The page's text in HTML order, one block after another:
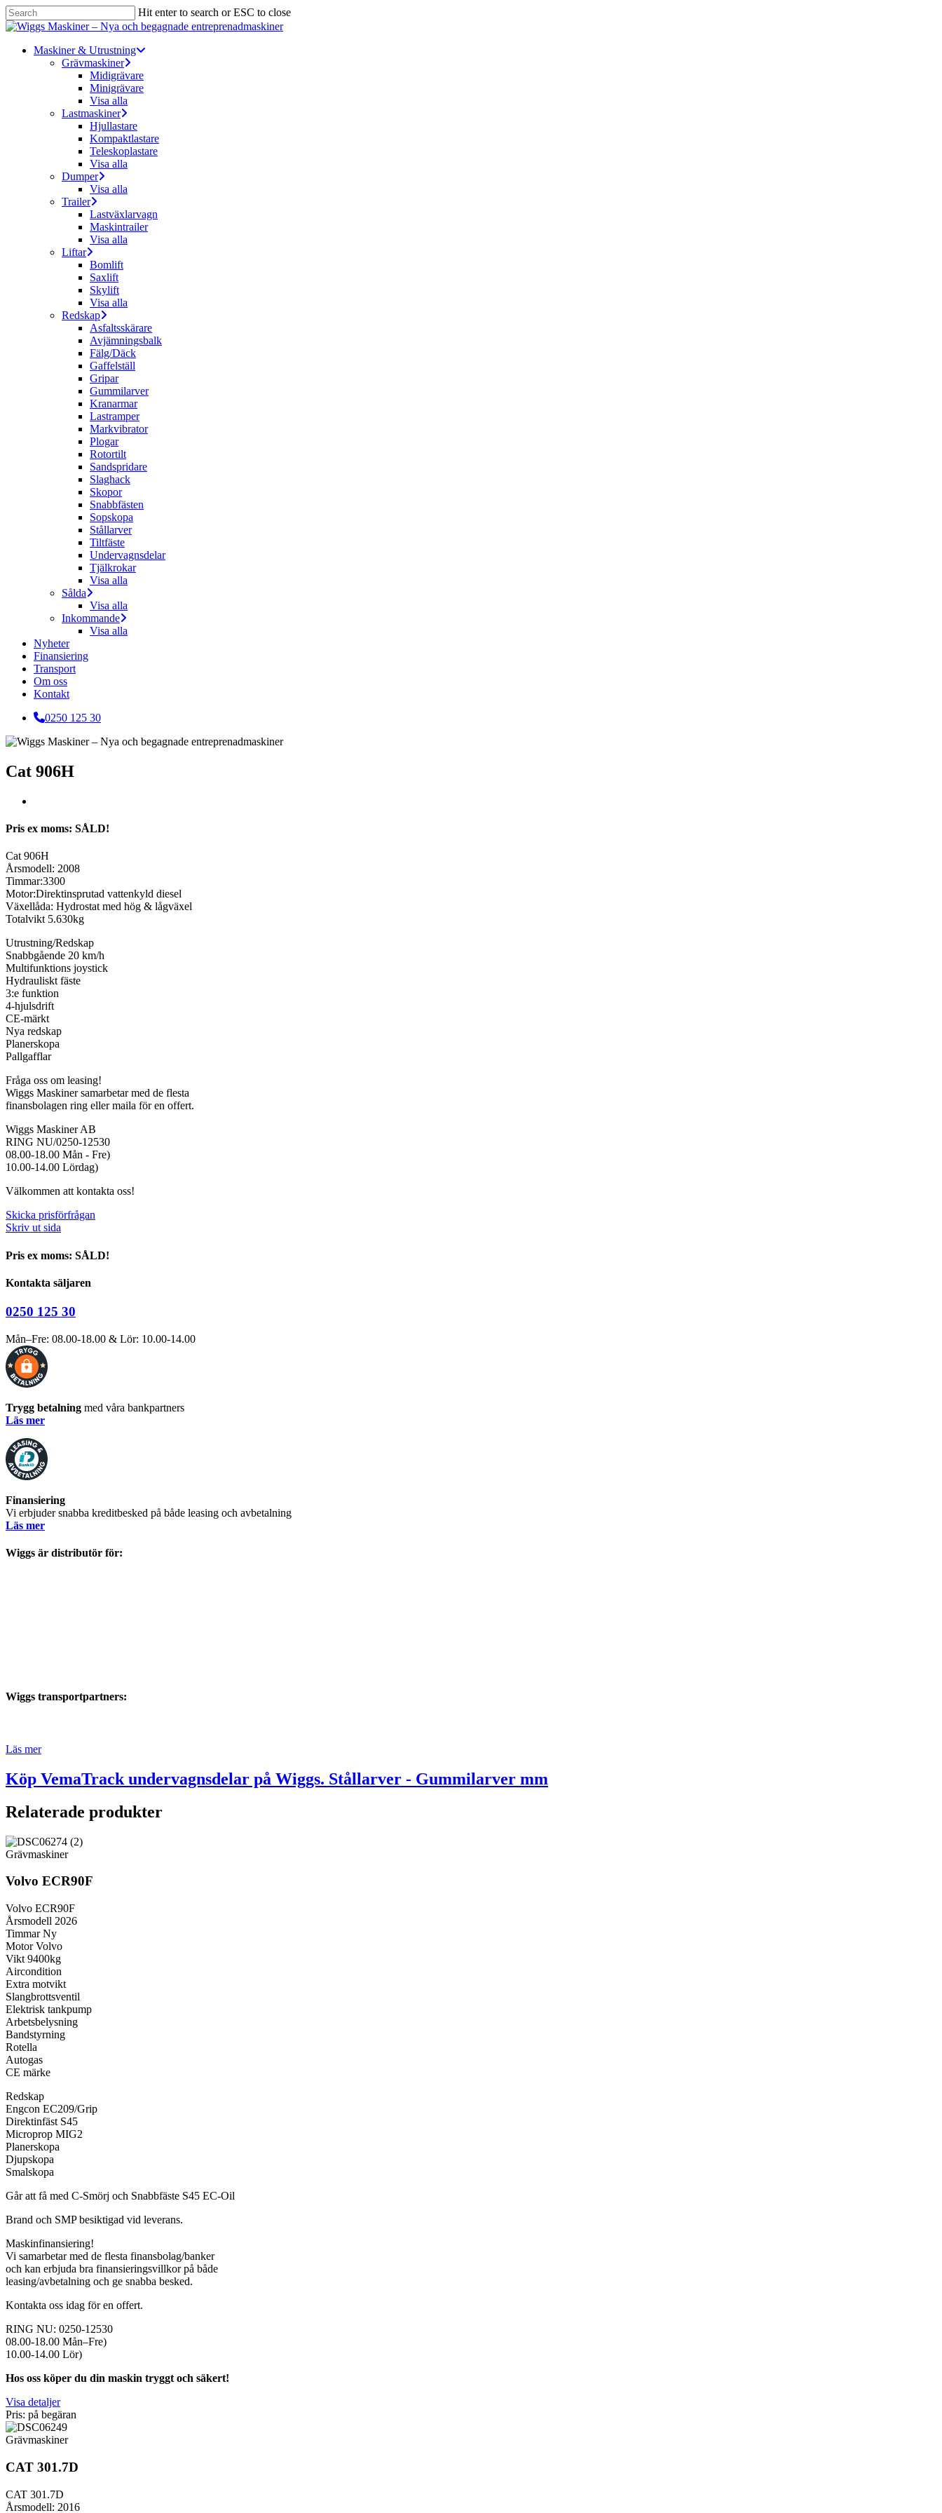
Skip
to
content
Hit enter to search or ESC to close
Close
Menu
Maskiner & Utrustning
Grävmaskiner
Midigrävare
Minigrävare
Visa alla
Lastmaskiner
Hjullastare
Kompaktlastare
Teleskoplastare
Visa alla
Dumper
Visa alla
Trailer
Lastväxlarvagn
Maskintrailer
Visa alla
Liftar
Bomlift
Saxlift
Skylift
Visa alla
Redskap
Asfaltsskärare
Avjämningsbalk
Fälg/Däck
Gaffelställ
Gripar
Gummilarver
Kranarmar
Lastramper
Markvibrator
Plogar
Rotortilt
Sandspridare
Slaghack
Skopor
Snabbfästen
Sopskopa
Stållarver
Tiltfäste
Undervagnsdelar
Tjälkrokar
Visa alla
Sålda
Visa alla
Inkommande
Visa alla
Nyheter
Finansiering
Transport
Om oss
Kontakt
0250 125 30
Cat 906H
Pris ex moms: SÅLD!
Cat 906H
Årsmodell: 2008
Timmar:3300
Motor:Direktinsprutad vattenkyld diesel
Växellåda: Hydrostat med hög & lågväxel
Totalvikt 5.630kg
Utrustning/Redskap
Snabbgående 20 km/h
Multifunktions joystick
Hydrauliskt fäste
3:e funktion
4-hjulsdrift
CE-märkt
Nya redskap
Planerskopa
Pallgafflar
Fråga oss om leasing!
Wiggs Maskiner samarbetar med de flesta
finansbolagen ring eller maila för en offert.
Wiggs Maskiner AB
RING NU/0250-12530
08.00-18.00 Mån - Fre)
10.00-14.00 Lördag)
Välkommen att kontakta oss!
Skicka prisförfrågan
Skriv ut sida
Pris ex moms: SÅLD!
Kontakta säljaren
0250 125 30
Mån–Fre: 08.00-18.00 & Lör: 10.00-14.00
Trygg betalning med våra bankpartners
Läs mer
Finansiering
Vi erbjuder snabba kreditbesked på både leasing och avbetalning
Läs mer
Wiggs är distributör för:
Wiggs transportpartners:
Läs mer
Köp VemaTrack undervagnsdelar på Wiggs. Stållarver - Gummilarver mm
Relaterade produkter
Grävmaskiner
Volvo ECR90F
Volvo ECR90F
Årsmodell 2026
Timmar Ny
Motor Volvo
Vikt 9400kg
Aircondition
Extra motvikt
Slangbrottsventil
Elektrisk tankpump
Arbetsbelysning
Bandstyrning
Rotella
Autogas
CE märke
Redskap
Engcon EC209/Grip
Direktinfäst S45
Microprop MIG2
Planerskopa
Djupskopa
Smalskopa
Går att få med C-Smörj och Snabbfäste S45 EC-Oil
Brand och SMP besiktigad vid leverans.
Maskinfinansiering!
Vi samarbetar med de flesta finansbolag/banker
och kan erbjuda bra finansieringsvillkor på både
leasing/avbetalning och ge snabba besked.
Kontakta oss idag för en offert.
RING NU: 0250-12530
08.00-18.00 Mån–Fre)
10.00-14.00 Lör)
Hos oss köper du din maskin tryggt och säkert!
Visa detaljer
Pris: på begäran
Grävmaskiner
CAT 301.7D
CAT 301.7D
Årsmodell: 2016